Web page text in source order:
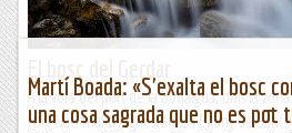
A la vora del port de la Bonaigua, dins la zona
Parc Nacional d'Aigüestortes i Estany de Sant
Martí Boada: «S'exalta el bosc
una cosa sagrada que no es pot